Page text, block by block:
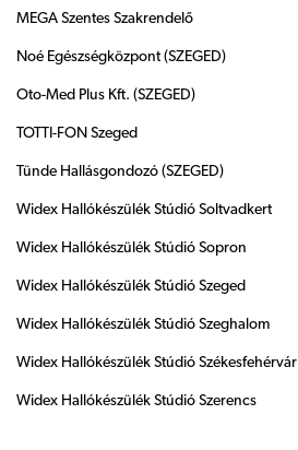
MEGA Szentes Szakrendelő
Noé Egészségközpont (SZEGED)
Oto-Med Plus Kft. (SZEGED)
TOTTI-FON Szeged
Tünde Hallásgondozó (SZEGED)
Widex Hallókészülék Stúdió Soltvadkert
Widex Hallókészülék Stúdió Sopron
Widex Hallókészülék Stúdió Szeged
Widex Hallókészülék Stúdió Szeghalom
Widex Hallókészülék Stúdió Székesfehérvár
Widex Hallókészülék Stúdió Szerencs